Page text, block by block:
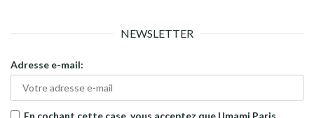
NEWSLETTER
Adresse e-mail:
En cochant cette case, vous acceptez que Umami Paris